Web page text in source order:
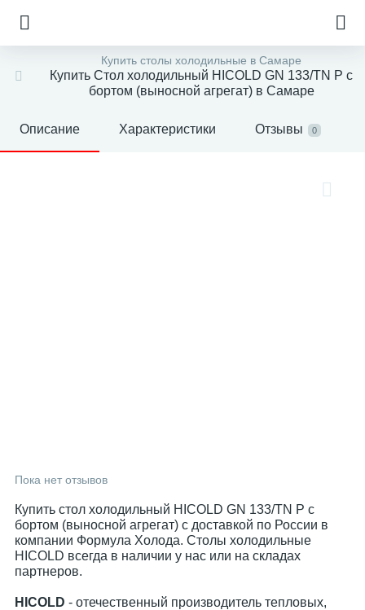
Купить столы холодильные в Самаре
Купить Стол холодильный HICOLD GN 133/TN P с
бортом (выносной агрегат) в Самаре
Описание Характеристики Отзывы 0
Пока нет отзывов
Купить стол холодильный HICOLD GN 133/TN P с
бортом (выносной агрегат) с доставкой по России в
компании Формула Холода. Столы холодильные
HICOLD всегда в наличии у нас или на складах
партнеров.
HICOLD - отечественный производитель тепловых,